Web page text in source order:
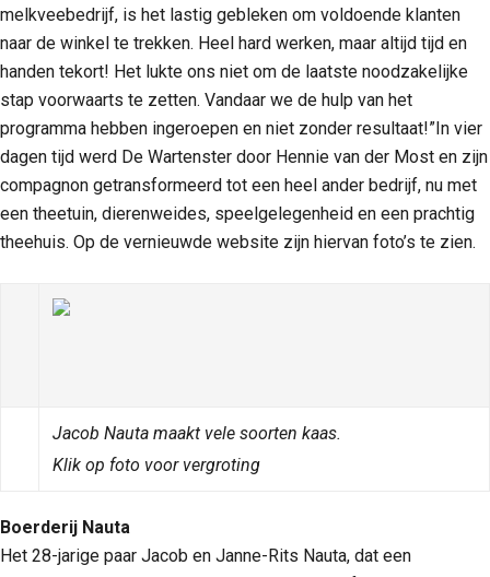
melkveebedrijf, is het lastig gebleken om voldoende klanten
naar de winkel te trekken. Heel hard werken, maar altijd tijd en
handen tekort! Het lukte ons niet om de laatste noodzakelijke
stap voorwaarts te zetten. Vandaar we de hulp van het
programma hebben ingeroepen en niet zonder resultaat!”In vier
dagen tijd werd De Wartenster door Hennie van der Most en zijn
compagnon getransformeerd tot een heel ander bedrijf, nu met
een theetuin, dierenweides, speelgelegenheid en een prachtig
theehuis. Op de vernieuwde website zijn hiervan foto’s te zien.
Jacob Nauta maakt vele soorten kaas.
Klik op foto voor vergroting
Boerderij Nauta
Het 28-jarige paar Jacob en Janne-Rits Nauta, dat een